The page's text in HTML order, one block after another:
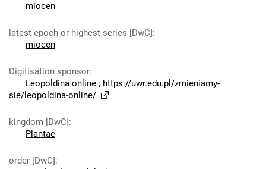
miocen
latest epoch or highest series [DwC]:
miocen
Digitisation sponsor:
Leopoldina online ; https://uwr.edu.pl/zmieniamy-
sie/leopoldina-online/
kingdom [DwC]:
Plantae
order [DwC]: